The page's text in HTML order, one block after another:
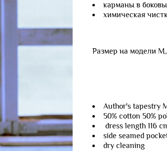
карманы в
химическая
Размер на модели
Author's tapestry
50% cotton 50%
dress length 116
side seamed
dry cleaning